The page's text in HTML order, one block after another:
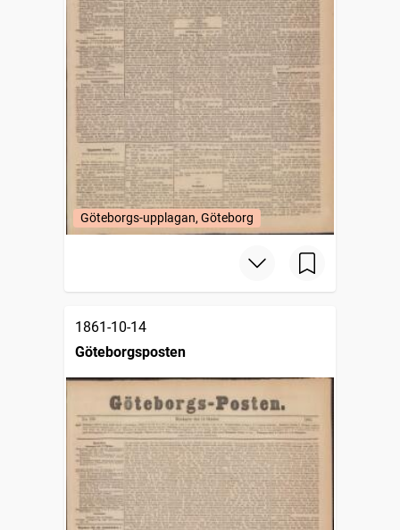
Göteborgs-upplagan, Göteborg
1861-10-14
Göteborgsposten